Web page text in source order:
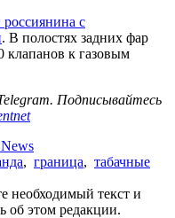
россиянина с
. В полостях задних фар
клапанов к газовым
Подписывайтесь
, граница, табачные
необходимый текст и
об этом редакции.